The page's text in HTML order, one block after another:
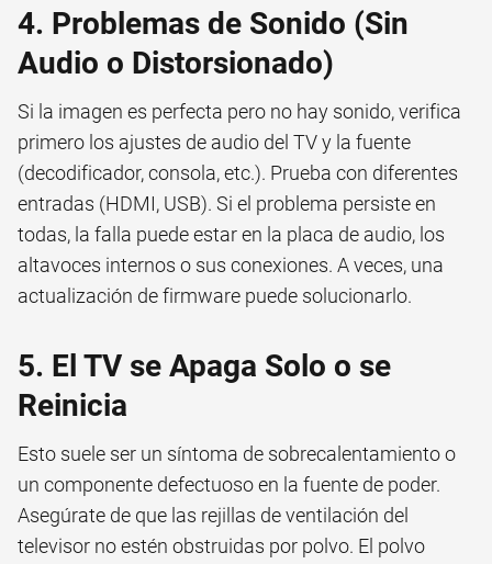
4. Problemas de Sonido (Sin
Audio o Distorsionado)
Si la imagen es perfecta pero no hay sonido, verifica
primero los ajustes de audio del TV y la fuente
(decodificador, consola, etc.). Prueba con diferentes
entradas (HDMI, USB). Si el problema persiste en
todas, la falla puede estar en la placa de audio, los
altavoces internos o sus conexiones. A veces, una
actualización de firmware puede solucionarlo.
5. El TV se Apaga Solo o se
Reinicia
Esto suele ser un síntoma de sobrecalentamiento o
un componente defectuoso en la fuente de poder.
Asegúrate de que las rejillas de ventilación del
televisor no estén obstruidas por polvo. El polvo